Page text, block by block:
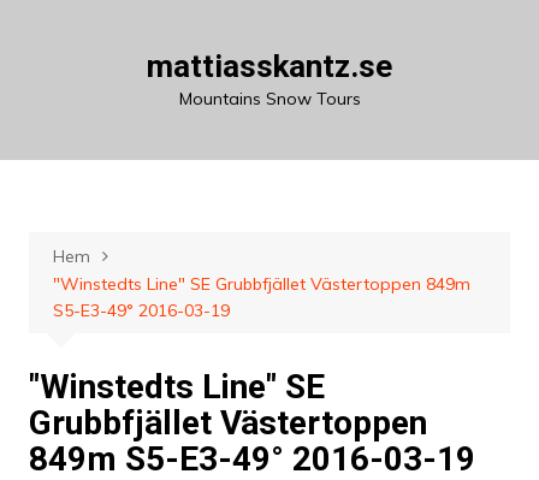
mattiasskantz.se
Mountains Snow Tours
Hem
"Winstedts Line" SE Grubbfjället Västertoppen 849m
S5-E3-49° 2016-03-19
"Winstedts Line" SE
Grubbfjället Västertoppen
849m S5-E3-49° 2016-03-19